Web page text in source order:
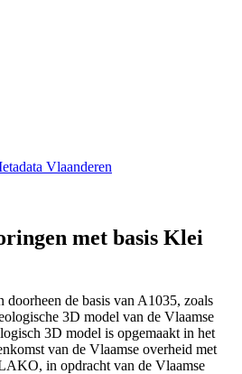
Vlaanderen
met basis Klei
doorheen de basis van A1035, zoals
3D model van de Vlaamse
3D model is opgemaakt in het
van de Vlaamse overheid met
in opdracht van de Vlaamse